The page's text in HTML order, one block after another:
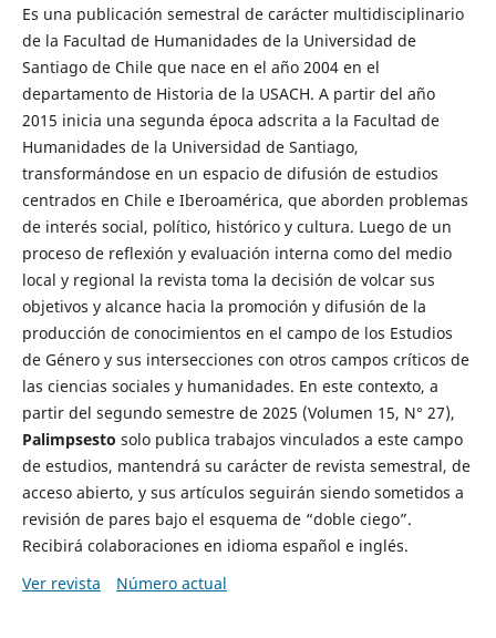
Es una publicación semestral de carácter multidisciplinario
de la Facultad de Humanidades de la Universidad de
Santiago de Chile que nace en el año 2004 en el
departamento de Historia de la USACH. A partir del año
2015 inicia una segunda época adscrita a la Facultad de
Humanidades de la Universidad de Santiago,
transformándose en un espacio de difusión de estudios
centrados en Chile e Iberoamérica, que aborden problemas
de interés social, político, histórico y cultura. Luego de un
proceso de reflexión y evaluación interna como del medio
local y regional la revista toma la decisión de volcar sus
objetivos y alcance hacia la promoción y difusión de la
producción de conocimientos en el campo de los Estudios
de Género y sus intersecciones con otros campos críticos de
las ciencias sociales y humanidades. En este contexto, a
partir del segundo semestre de 2025 (Volumen 15, N° 27),
Palimpsesto solo publica trabajos vinculados a este campo
de estudios, mantendrá su carácter de revista semestral, de
acceso abierto, y sus artículos seguirán siendo sometidos a
revisión de pares bajo el esquema de “doble ciego”.
Recibirá colaboraciones en idioma español e inglés.
Ver revista
Número actual